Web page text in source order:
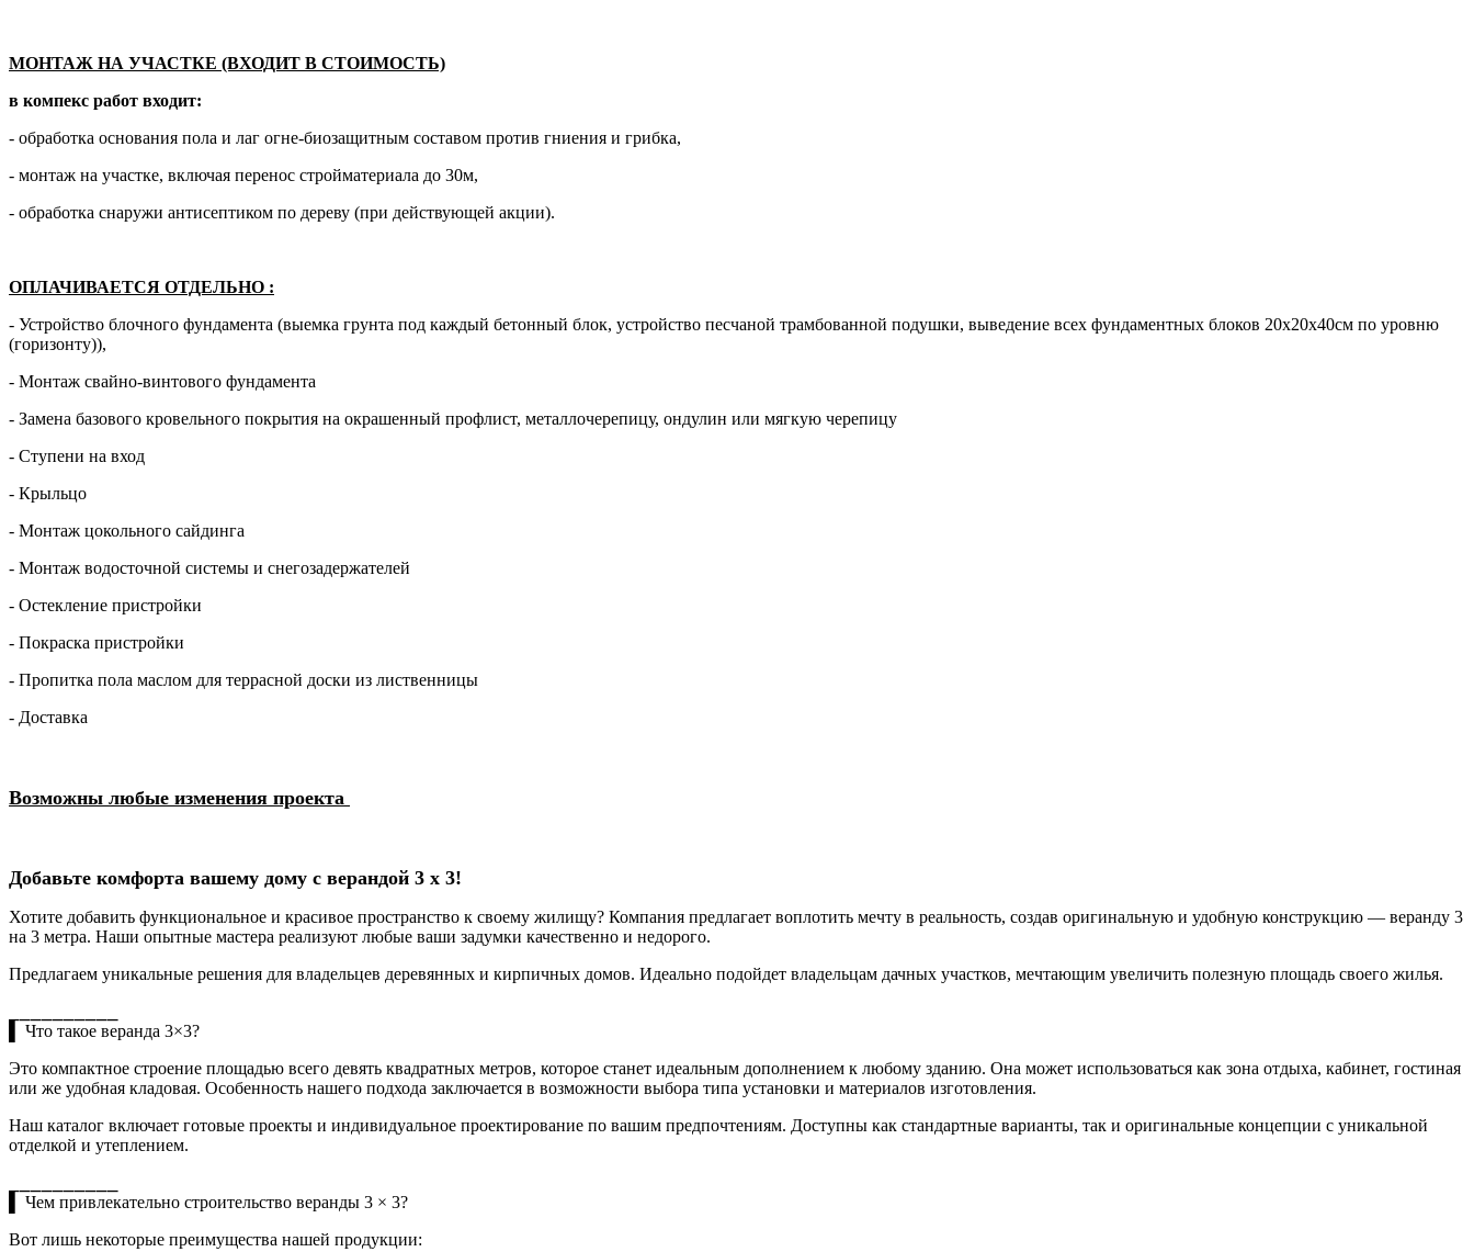
МОНТАЖ НА УЧАСТКЕ (ВХОДИТ В СТОИМОСТЬ)
в компекс работ входит:
- обработка основания пола и лаг огне-биозащитным составом против гниения и грибка,
- монтаж на участке, включая перенос стройматериала до 30м,
- обработка снаружи антисептиком по дереву (при действующей акции).
ОПЛАЧИВАЕТСЯ ОТДЕЛЬНО :
- Устройство блочного фундамента (выемка грунта под каждый бетонный блок, устройство песчаной трамбованной подушки, выведение всех фундаментных блоков 20х20х40см по уровню
(горизонту)),
- Монтаж свайно-винтового фундамента
- Замена базового кровельного покрытия на окрашенный профлист, металлочерепицу, ондулин или мягкую черепицу
- Ступени на вход
- Крыльцо
- Монтаж цокольного сайдинга
- Монтаж водосточной системы и снегозадержателей
- Остекление пристройки
- Покраска пристройки
- Пропитка пола маслом для террасной доски из лиственницы
- Доставка
Возможны любые изменения проекта
Добавьте комфорта вашему дому с верандой 3 x 3!
Хотите добавить функциональное и красивое пространство к своему жилищу? Компания предлагает воплотить мечту в реальность, создав оригинальную и удобную конструкцию — веранду 3
на 3 метра. Наши опытные мастера реализуют любые ваши задумки качественно и недорого.
Предлагаем уникальные решения для владельцев деревянных и кирпичных домов. Идеально подойдет владельцам дачных участков, мечтающим увеличить полезную площадь своего жилья.
▌ Что такое веранда 3×3?
Это компактное строение площадью всего девять квадратных метров, которое станет идеальным дополнением к любому зданию. Она может использоваться как зона отдыха, кабинет, гостиная
или же удобная кладовая. Особенность нашего подхода заключается в возможности выбора типа установки и материалов изготовления.
Наш каталог включает готовые проекты и индивидуальное проектирование по вашим предпочтениям. Доступны как стандартные варианты, так и оригинальные концепции с уникальной
отделкой и утеплением.
▌ Чем привлекательно строительство веранды 3 × 3?
Вот лишь некоторые преимущества нашей продукции: